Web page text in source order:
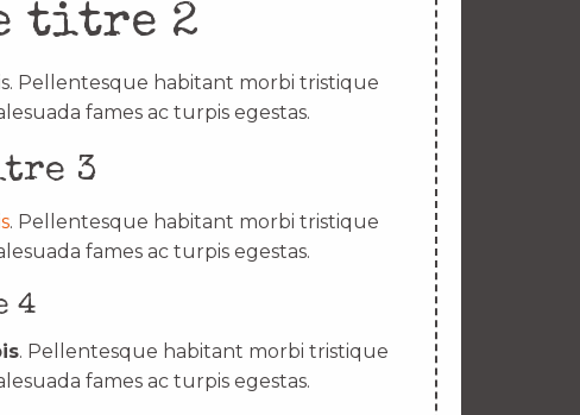
titre 2
Pellentesque habitant morbi tristique
fames ac turpis egestas.
3
. Pellentesque habitant morbi tristique
fames ac turpis egestas.
4
. Pellentesque habitant morbi tristique
fames ac turpis egestas.